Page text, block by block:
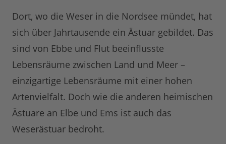
Dort, wo die Weser in die Nordsee mündet, hat
sich über Jahrtausende ein Ästuar gebildet. Das
sind von Ebbe und Flut beeinflusste
Lebensräume zwischen Land und Meer –
einzigartige Lebensräume mit einer hohen
Artenvielfalt. Doch wie die anderen heimischen
Ästuare an Elbe und Ems ist auch das
Weserästuar bedroht.